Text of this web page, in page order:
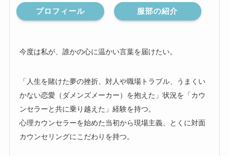
プロフィール 服部の紹介
今度は私が、誰かの心に温かい言葉を届けたい。
「人生を賭けた夢の挫折、対人や職場トラブル、うまくい
かない恋愛（ダメンズメーカー）を抱えた」状況を「カウ
ンセラーと共に乗り越えた」経験を持つ。
心理カウンセラーを始めた当初から現場主義、とくに対面
カウンセリングにこだわりを持つ。